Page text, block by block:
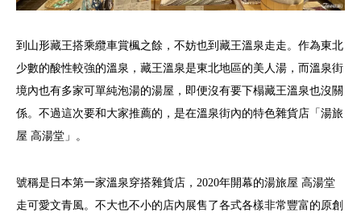
到山形藏王搭乘纜車賞楓之餘，不妨也到藏王溫泉走走。作為東北
少數的酸性較強的溫泉，藏王溫泉是東北地區的美人湯，而溫泉街
境內也有多家可單純泡湯的湯屋，即便沒有要下榻藏王溫泉也沒關
係。不過這次要和大家推薦的，是在溫泉街內的特色雜貨店「湯旅
屋 高湯堂」。
號稱是日本第一家溫泉穿搭雜貨店，2020年開幕的湯旅屋 高湯堂
走可愛文青風。不大也不小的店內展售了各式各樣非常豐富的原創